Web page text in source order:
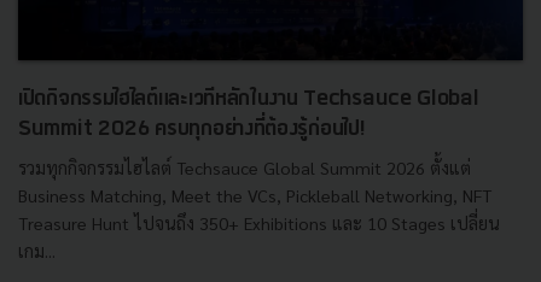
เปิดกิจกรรมไฮไลต์และเวทีหลักในงาน Techsauce Global
Summit 2026 ครบทุกอย่างที่ต้องรู้ก่อนไป!
รวมทุกกิจกรรมไฮไลต์ Techsauce Global Summit 2026 ตั้งแต่
Business Matching, Meet the VCs, Pickleball Networking, NFT
Treasure Hunt ไปจนถึง 350+ Exhibitions และ 10 Stages เปลี่ยน
เกม...